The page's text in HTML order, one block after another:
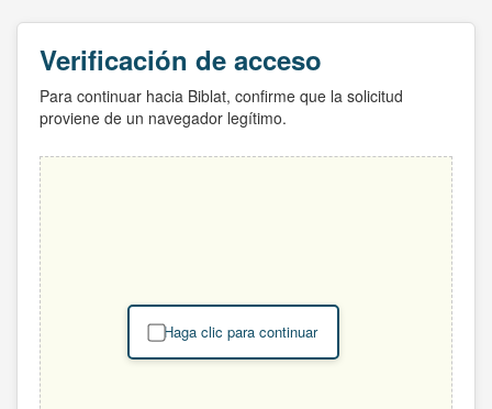
Verificación de acceso
Para continuar hacia Biblat, confirme que la solicitud
proviene de un navegador legítimo.
Haga clic para continuar